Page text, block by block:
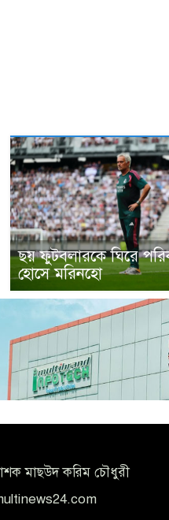
ছয় ফুটবলারকে ঘিরে
হোসে মরিনহো
মাছউদ করিম চৌধুরী